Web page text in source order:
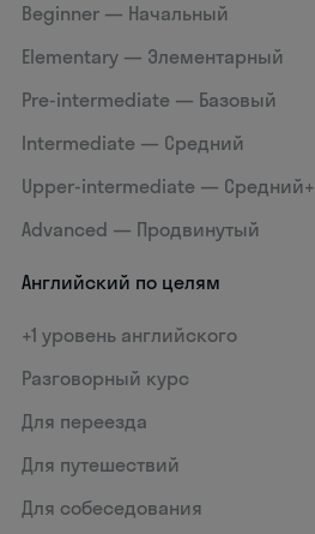
Beginner — Начальный
Elementary — Элементарный
Pre-intermediate — Базовый
Intermediate — Средний
Upper-intermediate — Средний+
Advanced — Продвинутый
Английский по целям
+1 уровень английского
Разговорный курс
Для переезда
Для путешествий
Для собеседования